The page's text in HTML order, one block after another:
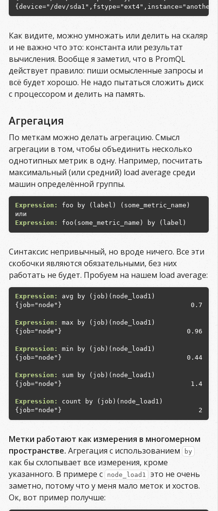
Как видите, можно умножать или делить на скаляр
и не важно что это: константа или результат
вычисления. Вообще я заметил, что в PromQL
действует правило: пиши осмысленные запросы и
всё будет хорошо. Не надо пытаться сложить диск
с процессором и делить на память.
Агрегация
По меткам можно делать агрегацию. Смысл
агрегации в том, чтобы объединить несколько
однотипных метрик в одну. Например, посчитать
максимальный (или средний) load average среди
машин определённой группы.
Expression:
foo by (label) (some_metric_name)
Expression:
Синтаксис непривычный, но вроде ничего. Все эти
скобочки являются обязательными, без них
работать не будет. Пробуем на нашем load average:
Expression:
0.7
{job="node"}
Expression:
0.96
{job="node"}
Expression:
0.44
{job="node"}
Expression:
1.4
{job="node"}
Expression:
2
Метки работают как измерения в многомерном
пространстве. Агрегация с использованием by
как бы схлопывает все измерения, кроме
указанного. В примере с
node_load1 это не очень
заметно, потому что у меня мало меток и хостов.
Ок, вот пример получше: